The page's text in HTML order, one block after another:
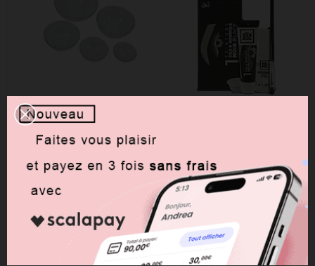
DISPONIBLE
Bol Cabine Kit X5 Pvc
Transparent
Kit De Teinture Cils Et
Sourcils Noir...
10,90 €